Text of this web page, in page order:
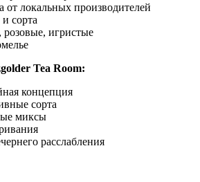
от локальных производителей
сорта
игристые
Tea Room:
концепция
сорта
миксы
расслабления